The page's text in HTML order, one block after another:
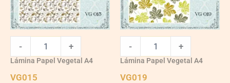
- +
Lámina Papel Vegetal A4
VG015
- +
Lámina Papel Vegetal A4
VG019